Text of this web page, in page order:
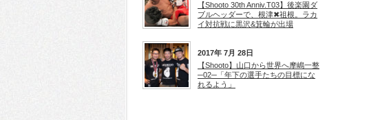
【Shooto 30th Anniv.T03】後楽園ダ
ブルヘッダーで、根津✖祖根。ラカ
イ対抗戦に黒沢&箕輪が出場
2017年 7月 28日
【Shooto】山口から世界へ摩嶋一整
─02─「年下の選手たちの目標にな
れるよう」